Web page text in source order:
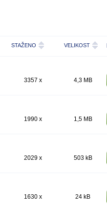
STAŽENO VELIKOST
3357 x 4,3 MB
1990 x 1,5 MB
2029 x 503 kB
1630 x 24 kB